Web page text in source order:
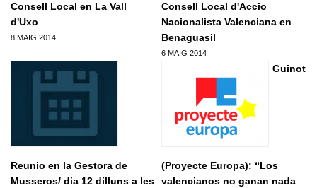
Denuncia social
ACNV
Economia
Crear nou conte
Solicitar una nova contrasenya
Consell Local en La Vall
d'Uxo
8 MAIG 2014
Consell Local d'Accio
Nacionalista Valenciana en
Benaguasil
6 MAIG 2014
Reunio en la Gestora de
Musseros/ dia 12 dilluns a les
Guinot
(Proyecte Europa): “Los
valencianos no ganan nada